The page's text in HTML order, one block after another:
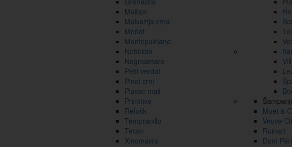
Malbec
Malvazija crna
Merlot
Montepulciano
Nebbiolo
Negroamaro
Petit verdot
Pinot crni
Plavac mali
Primitivo
Refošk
Tempranillo
Teran
Xinomavro
Moët &
Veuve
Ruinart
Dom